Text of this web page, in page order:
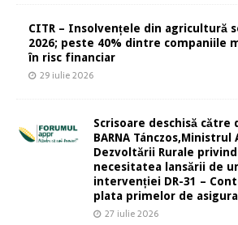
CITR – Insolvențele din agricultură
2026; peste 40% dintre companiile
în risc financiar
29 iulie 2026
Scrisoare deschisă
BARNA
Dezvoltării Rurale
necesitatea lansării de
intervenției DR-31 –
plata primelor de
27 iulie 2026